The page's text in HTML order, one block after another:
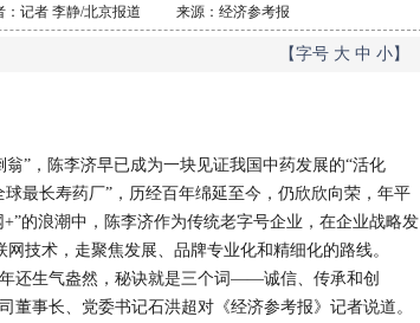
记者 李静/北京报道 来源：经济参考报
【字号 大 中 小】
”，陈李济早已成为一块见证我国中药发展的“活化
最长寿药厂”，历经百年绵延至今，仍欣欣向荣，年平
的浪潮中，陈李济作为传统老字号企业，在企业战略发
技术，走聚焦发展、品牌专业化和精细化的路线。
生气盎然，秘诀就是三个词——诚信、传承和创
董事长、党委书记石洪超对《经济参考报》记者说道。